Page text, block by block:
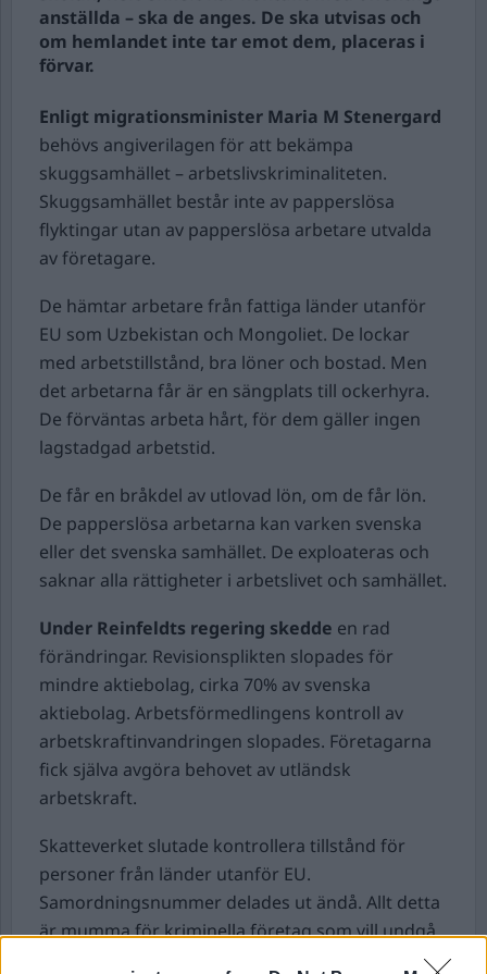
anställda – ska de anges. De ska utvisas och
om hemlandet inte tar emot dem, placeras i
förvar.
Enligt migrationsminister Maria M Stenergard
behövs angiverilagen för att bekämpa
skuggsamhället – arbetslivskriminaliteten.
Skuggsamhället består inte av papperslösa
flyktingar utan av papperslösa arbetare utvalda
av företagare.
De hämtar arbetare från fattiga länder utanför
EU som Uzbekistan och Mongoliet. De lockar
med arbetstillstånd, bra löner och bostad. Men
det arbetarna får är en sängplats till ockerhyra.
De förväntas arbeta hårt, för dem gäller ingen
lagstadgad arbetstid.
De får en bråkdel av utlovad lön, om de får lön.
De papperslösa arbetarna kan varken svenska
eller det svenska samhället. De exploateras och
saknar alla rättigheter i arbetslivet och samhället.
Under Reinfeldts regering skedde en rad
förändringar. Revisionsplikten slopades för
mindre aktiebolag, cirka 70% av svenska
aktiebolag. Arbetsförmedlingens kontroll av
arbetskraftinvandringen slopades. Företagarna
fick själva avgöra behovet av utländsk
arbetskraft.
Skatteverket slutade kontrollera tillstånd för
personer från länder utanför EU.
Samordningsnummer delades ut ändå. Allt detta
är mumma för kriminella företag som vill undgå